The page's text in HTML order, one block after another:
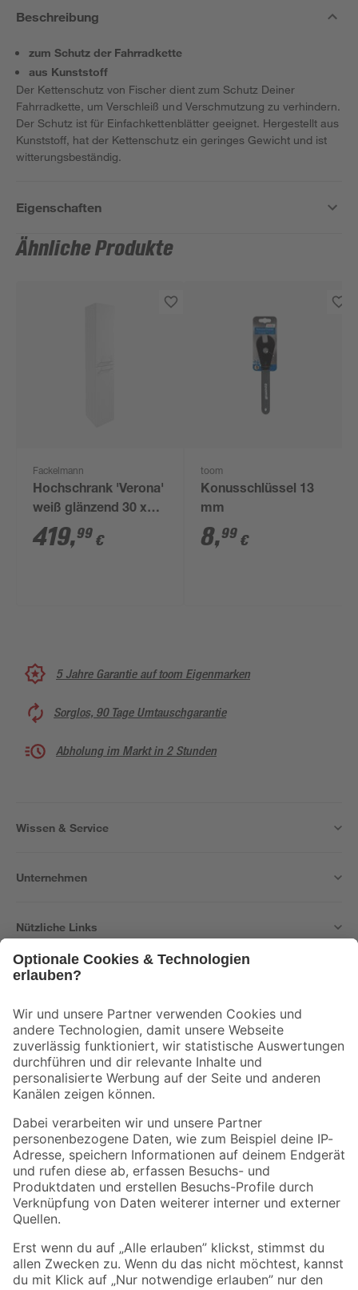
Beschreibung
zum Schutz der Fahrradkette
aus Kunststoff
Der Kettenschutz von Fischer dient zum Schutz Deiner
Fahrradkette, um Verschleiß und Verschmutzung zu verhindern.
Der Schutz ist für Einfachkettenblätter geeignet. Hergestellt aus
Kunststoff, hat der Kettenschutz ein geringes Gewicht und ist
witterungsbeständig.
Eigenschaften
Ähnliche Produkte
Fackelmann
Hochschrank 'Verona'
weiß glänzend 30 x
162 x 31,8 cm rechts
419,99 €
toom
Konusschlüssel 13
mm
8,99 €
5 Jahre Garantie auf toom Eigenmarken
Sorglos, 90 Tage Umtauschgarantie
Abholung im Markt in 2 Stunden
Wissen & Service
Unternehmen
Nützliche Links
Der toom Newsletter: Keine Angebote und Aktionen mehr verpassen!
Zur Newsletter Anmeldung
Folge uns
Zahlungsarten Versandarten
Sicher einkaufen
Jetzt die toom-App herunterladen